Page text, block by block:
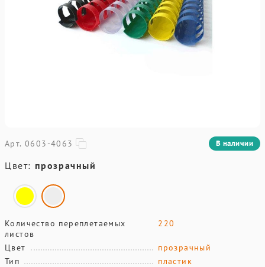
Арт. 0603-4063 В наличии
Цвет: прозрачный
Количество переплетаемых
листов
220
Цвет
прозрачный
Тип
пластик